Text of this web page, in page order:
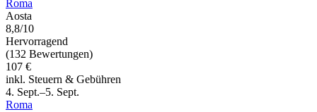
Roma
Aosta
8,8/10
Hervorragend
(132 Bewertungen)
107 €
inkl. Steuern & Gebühren
4. Sept.–5. Sept.
Roma